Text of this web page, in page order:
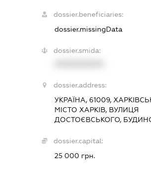
dossier.beneficiaries:
dossier.missingData
dossier.smida:
dossier.address:
УКРАЇНА, 61009,
МІСТО ХАРКІВ, ВУЛИЦЯ
ДОСТОЄВСЬКОГО,
dossier.capital:
25 000 грн.